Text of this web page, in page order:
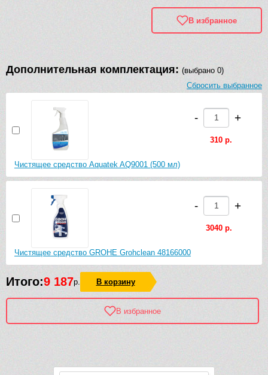
В избранное
Дополнительная комплектация: (выбрано 0)
Сбросить выбранное
Чистящее средство Aquatek AQ9001 (500 мл)
- +
310 р.
Чистящее средство GROHE Grohclean 48166000
- +
3040 р.
Итого:9 187р. В корзину
В избранное